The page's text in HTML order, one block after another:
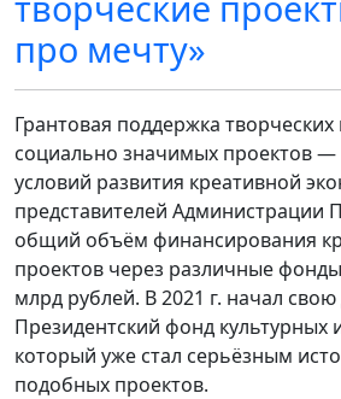
про мечту»
Грантовая поддержка творческих
социально значимых проектов —
условий развития креативной
представителей Администрации
общий объём финансирования
проектов через различные
млрд рублей. В 2021 г. начал
Президентский фонд
который уже стал серьёзным
подобных проектов.